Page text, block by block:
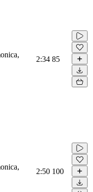
2:34 85
2:50 100